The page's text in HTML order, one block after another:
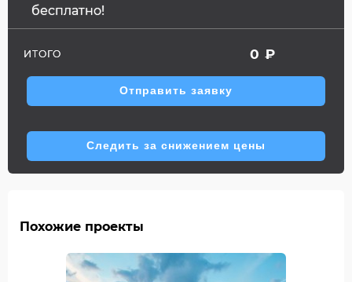
бесплатно!
ИТОГО 0 ₽
Отправить заявку
Следить за снижением цены
Похожие проекты